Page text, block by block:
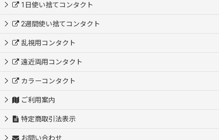
1日使い捨てコンタクト
2週間使い捨てコンタクト
乱視用コンタクト
遠近両用コンタクト
カラーコンタクト
ご利用案内
特定商取引法表示
お問い合わせ